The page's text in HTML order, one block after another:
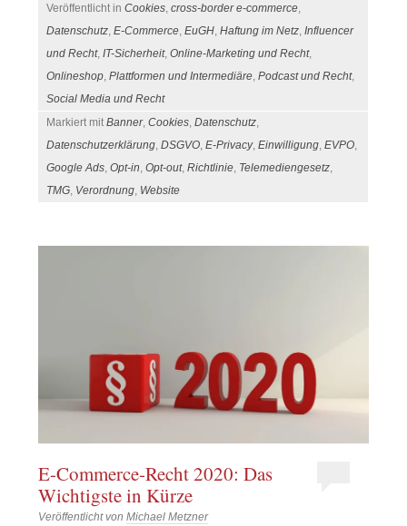
Veröffentlicht inCookies ,cross-border e-commerce
Datenschutz ,E-Commerce ,EuGH ,Haftung im Netz ,Influencer
und Recht,IT-Sicherheit,Online-Marketing und Recht,
Onlineshop ,Plattformen und Intermediäre ,Podcast und Recht,
Social Media und Recht
Markiert mitBanner,Cookies ,Datenschutz
Datenschutzerklärung ,DSGVO ,E-Privacy,Einwilligung ,EVPO
Google Ads ,Opt-in ,Opt-out,Richtlinie Telemediengesetz
TMG Verordnung Website
E-Commerce-Recht 2020: Das
Wichtigste in Kürze
Veröffentlicht vonMichael Metzner